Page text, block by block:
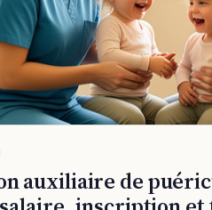
auxiliaire de